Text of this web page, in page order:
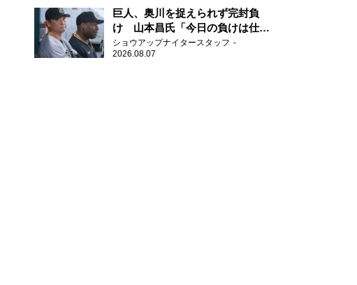
巨人、奥川を捉えられず完封負
け 山本昌氏「今日の負けは仕方
がない」
ショウアップナイタースタッフ
2026.08.07